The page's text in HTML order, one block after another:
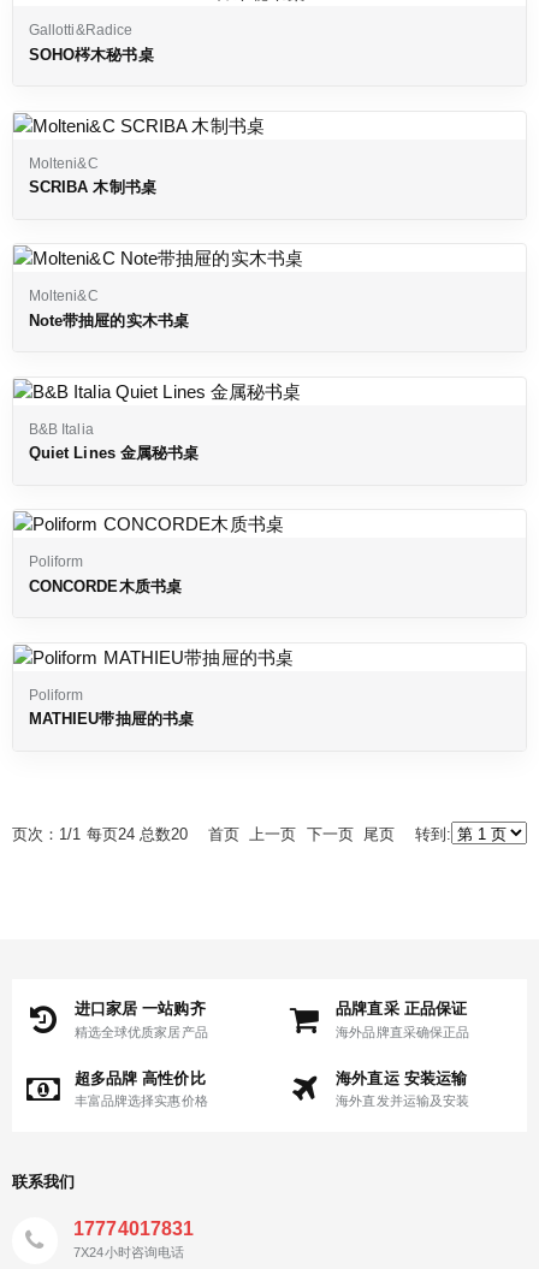
Gallotti&Radice
SOHO梣木秘书桌
Molteni&C
SCRIBA 木制书桌
Molteni&C
Note带抽屉的实木书桌
B&B Italia
Quiet Lines 金属秘书桌
Poliform
CONCORDE木质书桌
Poliform
MATHIEU带抽屉的书桌
页次：1/1 每页24 总数20 首页 上一页 下一页 尾页 转到:
进口家居 一站购齐
精选全球优质家居产品
品牌直采 正品保证
海外品牌直采确保正品
超多品牌 高性价比
丰富品牌选择实惠价格
海外直运 安装运输
海外直发并运输及安装
联系我们
17774017831
7X24小时咨询电话